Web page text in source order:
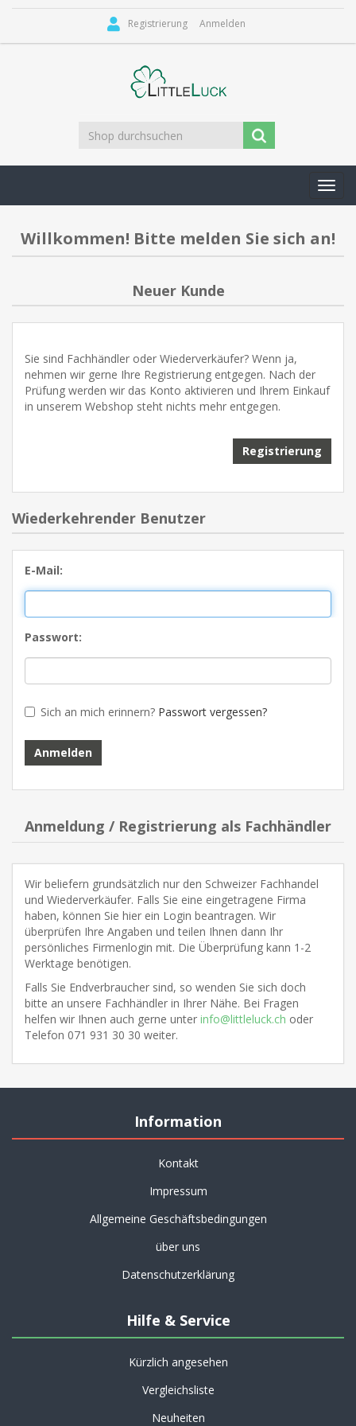
Registrierung Anmelden
Willkommen! Bitte melden Sie sich an!
Neuer Kunde
Sie sind Fachhändler oder Wiederverkäufer? Wenn ja,
nehmen wir gerne Ihre Registrierung entgegen. Nach der
Prüfung werden wir das Konto aktivieren und Ihrem Einkauf
in unserem Webshop steht nichts mehr entgegen.
Wiederkehrender Benutzer
E-Mail:
Passwort:
Sich an mich erinnern? Passwort vergessen?
Anmeldung / Registrierung als Fachhändler
Wir beliefern grundsätzlich nur den Schweizer Fachhandel
und Wiederverkäufer. Falls Sie eine eingetragene Firma
haben, können Sie hier ein Login beantragen. Wir
überprüfen Ihre Angaben und teilen Ihnen dann Ihr
persönliches Firmenlogin mit. Die Überprüfung kann 1-2
Werktage benötigen.
Falls Sie Endverbraucher sind, so wenden Sie sich doch
bitte an unsere Fachhändler in Ihrer Nähe. Bei Fragen
helfen wir Ihnen auch gerne unter info@littleluck.ch oder
Telefon 071 931 30 30 weiter.
Information
Kontakt
Impressum
Allgemeine Geschäftsbedingungen
über uns
Datenschutzerklärung
Hilfe & Service
Kürzlich angesehen
Vergleichsliste
Neuheiten